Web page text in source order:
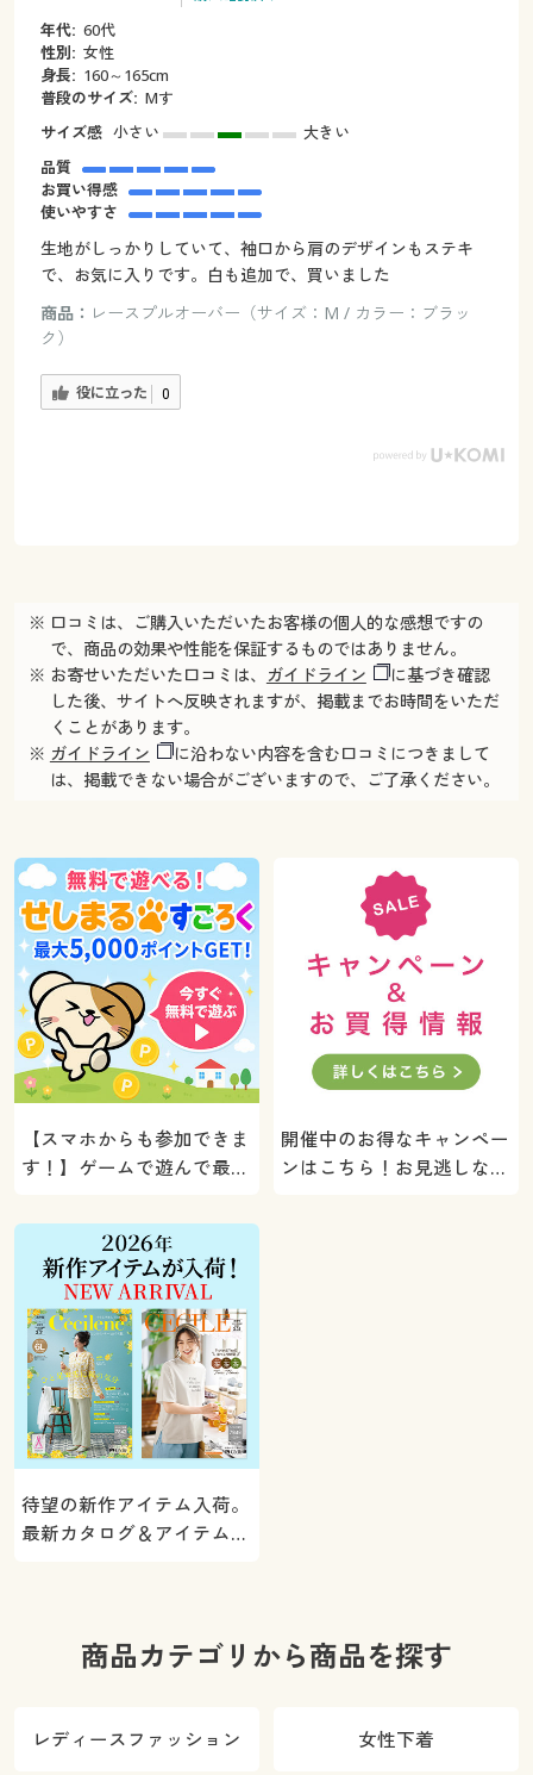
年代: 60代
性別: 女性
身長: 160～165cm
普段のサイズ: Mす
サイズ感 小さい
大きい
品質
お買い得感
使いやすさ
生地がしっかりしていて、袖口から肩のデザインもステキ
で、お気に入りです。白も追加で、買いました
商品： レースプルオーバー（サイズ：M / カラー：ブラッ
ク）
役に立った 0
※ 口コミは、ご購入いただいたお客様の個人的な感想ですの
で、商品の効果や性能を保証するものではありません。
※ お寄せいただいた口コミは、
ガイドライン
に基づき確認
した後、サイトへ反映されますが、掲載までお時間をいただ
くことがあります。
※ ガイドライン
に沿わない内容を含む口コミにつきまして
は、掲載できない場合がございますので、ご了承ください。
【スマホからも参加できま
す！】ゲームで遊んで最大
ト！
開催中のお得なキャンペー
ンはこちら！お見逃しな
待望の新作アイテム入荷。
最新カタログ＆アイテムを
商品カテゴリから商品を探す
レディースファッション 女性下着